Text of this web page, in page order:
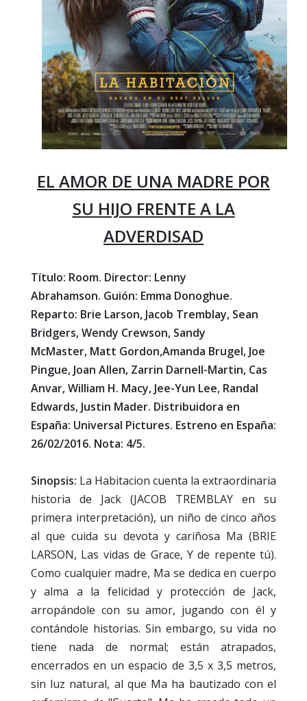
EL AMOR DE UNA MADRE POR
SU HIJO FRENTE A LA
ADVERDISAD
Título: Room. Director: Lenny
Abrahamson. Guión: Emma Donoghue.
Reparto: Brie Larson, Jacob Tremblay, Sean
Bridgers, Wendy Crewson, Sandy
McMaster, Matt Gordon,Amanda Brugel, Joe
Pingue, Joan Allen, Zarrin Darnell-Martin, Cas
Anvar, William H. Macy, Jee-Yun Lee, Randal
Edwards, Justin Mader. Distribuidora en
España: Universal Pictures. Estreno en España:
26/02/2016. Nota: 4/5.
Sinopsis: La Habitacion cuenta la extraordinaria
historia de Jack (JACOB TREMBLAY en su
primera interpretación), un niño de cinco años
al que cuida su devota y cariñosa Ma (BRIE
LARSON, Las vidas de Grace, Y de repente tú).
Como cualquier madre, Ma se dedica en cuerpo
y alma a la felicidad y protección de Jack,
arropándole con su amor, jugando con él y
contándole historias. Sin embargo, su vida no
tiene nada de normal; están atrapados,
encerrados en un espacio de 3,5 x 3,5 metros,
sin luz natural, al que Ma ha bautizado con el